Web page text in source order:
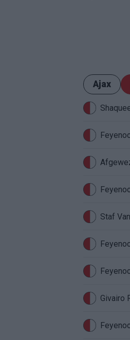
Ajax
Staf
Givairo